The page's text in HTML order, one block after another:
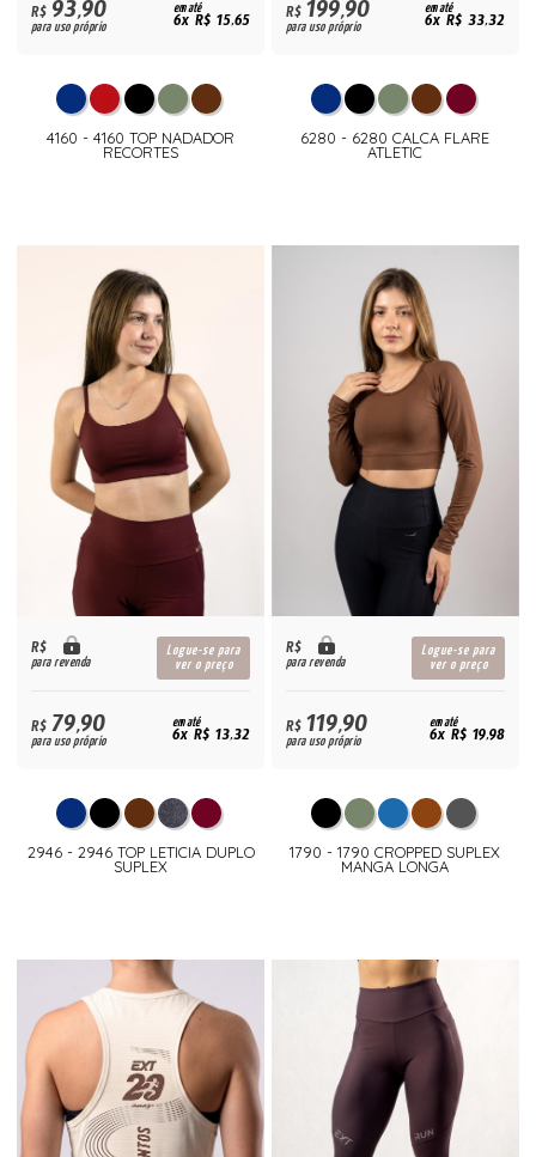
R$93,90
para uso próprio
em até
6x R$ 15,65
4160 - 4160 TOP NADADOR
RECORTES
R$199,90
para uso próprio
em até
6x R$ 33,32
6280 - 6280 CALCA FLARE
ATLETIC
R$
para revenda
Logue-se para
ver o preço
R$79,90
para uso próprio
em até
6x R$ 13,32
2946 - 2946 TOP LETICIA DUPLO
SUPLEX
R$
para revenda
Logue-se para
ver o preço
R$119,90
para uso próprio
em até
6x R$ 19,98
1790 - 1790 CROPPED SUPLEX
MANGA LONGA